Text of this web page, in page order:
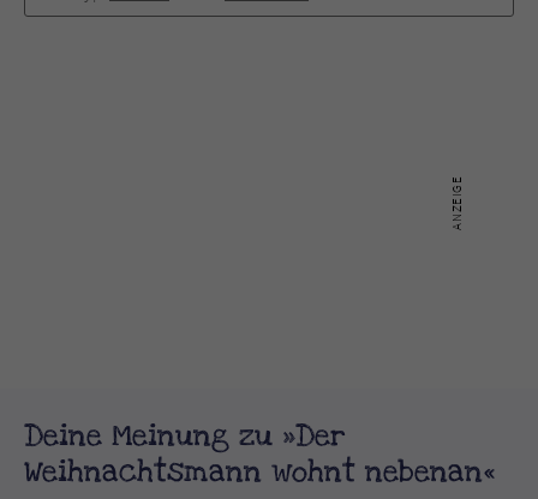
Deine Meinung zu »Der
Weihnachtsmann wohnt nebenan«